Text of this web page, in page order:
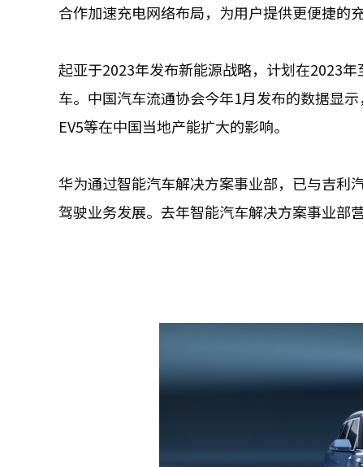
合作加速充电网络布局，为用户提供更便捷的充
起亚于2023年发布新能源战略，计划在2023年
车。中国汽车流通协会今年1月发布的数据显
EV5等在中国当地产能扩大的影响。
华为通过智能汽车解决方案事业部，已与吉利
驾驶业务发展。去年智能汽车解决方案事业部